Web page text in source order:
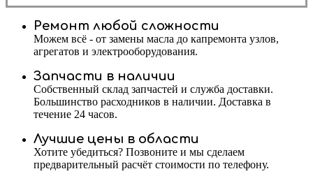
Ремонт любой сложности
Можем всё - от замены масла до капремонта узлов,
агрегатов и электрооборудования.
Запчасти в наличии
Собственный склад запчастей и служба доставки.
Большинство расходников в наличии. Доставка в
течение 24 часов.
Лучшие цены в области
Хотите убедиться? Позвоните и мы сделаем
предварительный расчёт стоимости по телефону.